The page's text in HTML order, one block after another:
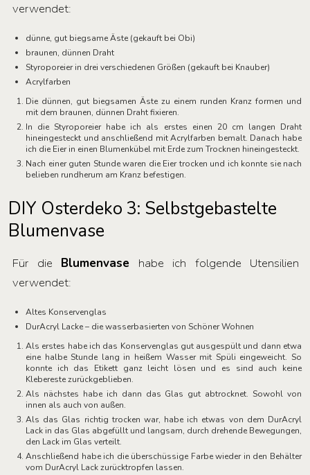
verwendet:
dünne, gut biegsame Äste (gekauft bei Obi)
braunen, dünnen Draht
Styroporeier in drei verschiedenen Größen (gekauft bei Knauber)
Acrylfarben
Die dünnen, gut biegsamen Äste zu einem runden Kranz formen und
mit dem braunen, dünnen Draht fixieren.
In die Styroporeier habe ich als erstes einen 20 cm langen Draht
hineingesteckt und anschließend mit Acrylfarben bemalt. Danach habe
ich die Eier in einen Blumenkübel mit Erde zum Trocknen hineingesteckt.
Nach einer guten Stunde waren die Eier trocken und ich konnte sie nach
belieben rundherum am Kranz befestigen.
DIY Osterdeko 3: Selbstgebastelte
Blumenvase
Für die Blumenvase habe ich folgende Utensilien
verwendet:
Altes Konservenglas
DurAcryl Lacke – die wasserbasierten von Schöner Wohnen
Als erstes habe ich das Konservenglas gut ausgespült und dann etwa
eine halbe Stunde lang in heißem Wasser mit Spüli eingeweicht. So
konnte ich das Etikett ganz leicht lösen und es sind auch keine
Klebereste zurückgeblieben.
Als nächstes habe ich dann das Glas gut abtrocknet. Sowohl von
innen als auch von außen.
Als das Glas richtig trocken war, habe ich etwas von dem DurAcryl
Lack in das Glas abgefüllt und langsam, durch drehende Bewegungen,
den Lack im Glas verteilt.
Anschließend habe ich die überschüssige Farbe wieder in den Behälter
vom DurAcryl Lack zurücktropfen lassen.